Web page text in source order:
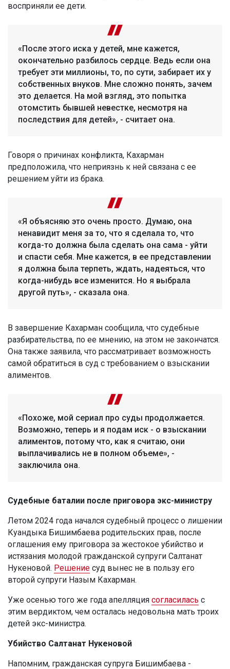
восприняли ее дети.
«После этого иска у детей, мне кажется,
окончательно разбилось сердце. Ведь если она
требует эти миллионы, то, по сути, забирает их у
собственных внуков. Мне сложно понять, зачем
это делается. На мой взгляд, это попытка
отомстить бывшей невестке, несмотря на
последствия для детей», - считает она.
Говоря о причинах конфликта, Кахарман
предположила, что неприязнь к ней связана с ее
решением уйти из брака.
«Я объясняю это очень просто. Думаю, она
ненавидит меня за то, что я сделала то, что
когда-то должна была сделать она сама - уйти
и спасти себя. Мне кажется, в ее представлении
я должна была терпеть, ждать, надеяться, что
когда-нибудь все изменится. Но я выбрала
другой путь», - сказала она.
В завершение Кахарман сообщила, что судебные
разбирательства, по ее мнению, на этом не закончатся.
Она также заявила, что рассматривает возможность
самой обратиться в суд с требованием о взыскании
алиментов.
«Похоже, мой сериал про суды продолжается.
Возможно, теперь и я подам иск - о взыскании
алиментов, потому что, как я считаю, они
выплачивались не в полном объеме», -
заключила она.
Судебные баталии после приговора экс-министру
Летом 2024 года начался судебный процесс о лишении
Куандыка Бишимбаева родительских прав, после
оглашения ему приговора за жестокое убийство и
истязания молодой гражданской супруги Салтанат
Нукеновой. Решение суд вынес не в пользу его
второй супруги Назым Кахарман.
Уже осенью того же года апелляция согласилась с
этим вердиктом, чем осталась недовольна мать троих
детей экс-министра.
Убийство Салтанат Нукеновой
Напомним, гражданская супруга Бишимбаева -